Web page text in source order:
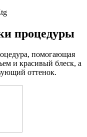
процедуры
помогающая
и красивый блеск, а
оттенок.